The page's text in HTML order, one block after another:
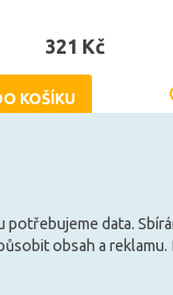
321 Kč
KOŠÍKU
potřebujeme data.
obsah a